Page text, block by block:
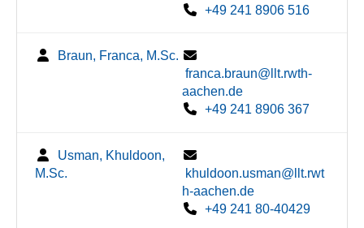
+49 241 8906 516
Braun, Franca, M.Sc.
franca.braun@llt.rwth-
aachen.de
+49 241 8906 367
Usman, Khuldoon,
M.Sc.
khuldoon.usman@llt.rwt
h-aachen.de
+49 241 80-40429